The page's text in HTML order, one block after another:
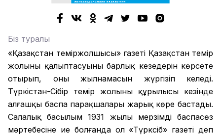
Біз туралы
«Қазақстан теміржолшысы» газеті Қазақстан темір
жолының қалыптасуының барлық кезеңдерін көрсете
отырып, оның жылнамасын жүргізіп келеді.
Түркістан-Сібір темір жолының құрылысы кезінде
алғашқы баспа парақшалары жарық көре бастады.
Салалық басылым 1931 жылы мерзімді баспасөз
мәртебесіне ие болғанда ол «Түрксіб» газеті деп